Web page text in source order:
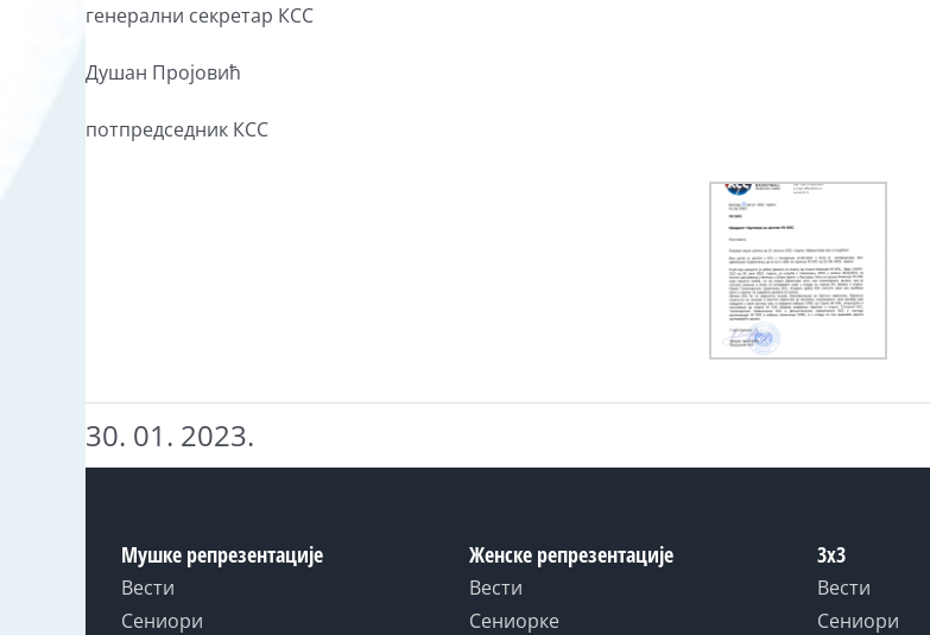
генерални секретар КСС
Душан Пројовић
потпредседник КСС
30. 01. 2023.
Мушке репрезентације
Вести
Сениори
Женске репрезентације
Вести
Сениорке
3x3
Вести
Сениори